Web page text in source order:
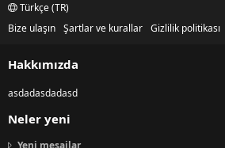
Türkçe (TR)
Bize ulaşın Şartlar ve kurallar Gizlilik politikası
Hakkımızda
asdadasdadasd
Neler yeni